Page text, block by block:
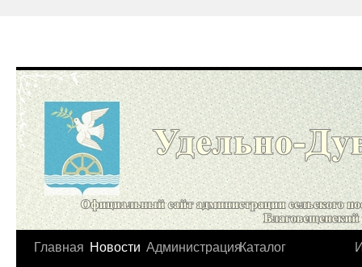
Перейти
Главная Новости АдминистрацияКаталог